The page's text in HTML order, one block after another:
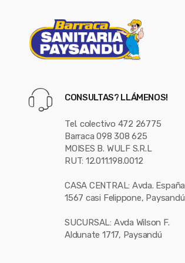
CONSULTAS? LLÁMENOS!
Tel. colectivo 472 26775
Barraca 098 308 625
MOISES B. WULF S.R.L
RUT: 12.011.198.0012
CASA CENTRAL: Avda. España
1567 casi Felippone, Paysandú
SUCURSAL: Avda Wilson F.
Aldunate 1717, Paysandú